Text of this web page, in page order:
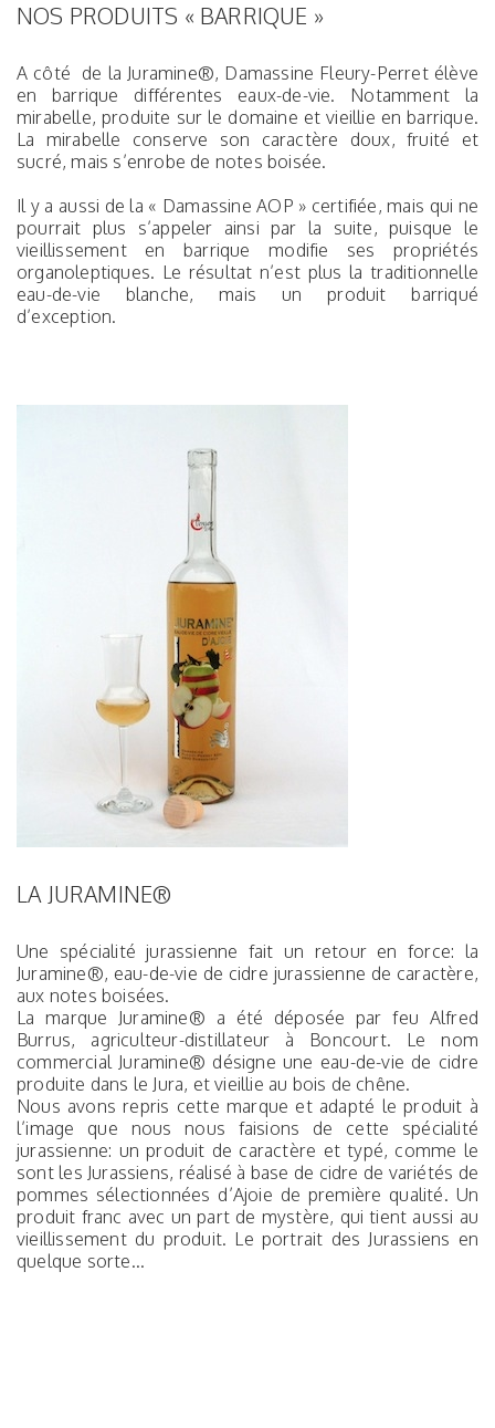
NOS PRODUITS « BARRIQUE »
A côté de la Juramine®, Damassine Fleury-Perret élève
en barrique différentes eaux-de-vie. Notamment la
mirabelle, produite sur le domaine et vieillie en barrique.
La mirabelle conserve son caractère doux, fruité et
sucré, mais s’enrobe de notes boisée.
Il y a aussi de la « Damassine AOP » certifiée, mais qui ne
pourrait plus s’appeler ainsi par la suite, puisque le
vieillissement en barrique modifie ses propriétés
organoleptiques. Le résultat n’est plus la traditionnelle
eau-de-vie blanche, mais un produit barriqué
d’exception.
LA JURAMINE®
Une spécialité jurassienne fait un retour en force: la
Juramine®, eau-de-vie de cidre jurassienne de caractère,
aux notes boisées.
La marque Juramine® a été déposée par feu Alfred
Burrus, agriculteur-distillateur à Boncourt. Le nom
commercial Juramine® désigne une eau-de-vie de cidre
produite dans le Jura, et vieillie au bois de chêne.
Nous avons repris cette marque et adapté le produit à
l’image que nous nous faisions de cette spécialité
jurassienne: un produit de caractère et typé, comme le
sont les Jurassiens, réalisé à base de cidre de variétés de
pommes sélectionnées d’Ajoie de première qualité. Un
produit franc avec un part de mystère, qui tient aussi au
vieillissement du produit. Le portrait des Jurassiens en
quelque sorte...